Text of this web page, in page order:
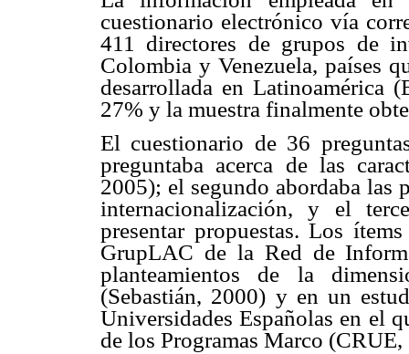
cuestionario electrónico vía
411 directores de grupos de
Colombia y Venezuela, países
desarrollada en Latinoamérica
27% y la muestra finalmente
El cuestionario de 36
preguntaba acerca de las
2005); el segundo abordaba las
internacionalización, y el
presentar propuestas. Los
GrupLAC de la Red de
planteamientos de la
(Sebastián, 2000) y en un
Universidades Españolas en el
de los Programas Marco